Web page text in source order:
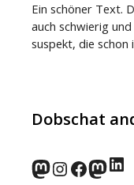
Ein schöner Text.
auch schwierig
suspekt, die schon
Dobschat
Instagram
wp-